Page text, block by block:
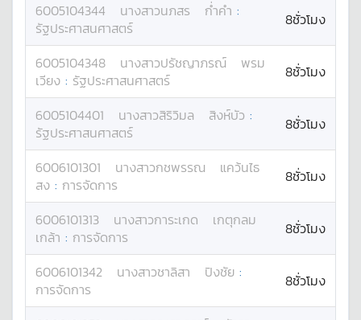
6005104344 นางสาวนภสร ก่ำคำ :
รัฐประศาสนศาสตร์
8ชั่วโมง
6005104348 นางสาวปรัชญาภรณ์
พรม
เวียง : รัฐประศาสนศาสตร์ 8ชั่วโมง
6005104401 นางสาวสิริวิมล สิงห์บัว :
รัฐประศาสนศาสตร์
8ชั่วโมง
6006101301 นางสาวกชพรรณ
แคว้นไธ
สง : การจัดการ 8ชั่วโมง
6006101313 นางสาวการะเกด
เกตุกลม
เกล้า : การจัดการ 8ชั่วโมง
6006101342 นางสาวชาลิสา ปิงชัย :
การจัดการ
8ชั่วโมง